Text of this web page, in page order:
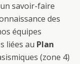
savoir-faire
des
équipes
liées au Plan
(zone 4)